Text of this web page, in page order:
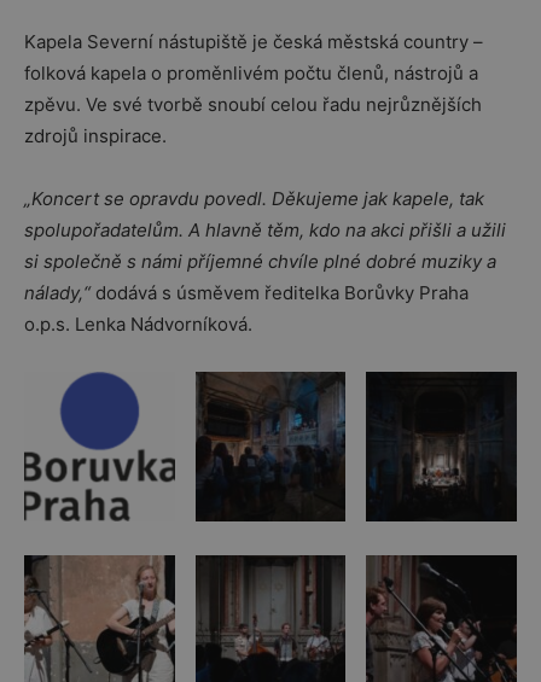
Kapela Severní nástupiště je česká městská country –
folková kapela o proměnlivém počtu členů, nástrojů a
zpěvu. Ve své tvorbě snoubí celou řadu nejrůznějších
zdrojů inspirace.
„Koncert se opravdu povedl. Děkujeme jak kapele, tak
spolupořadatelům. A hlavně těm, kdo na akci přišli a užili
si společně s námi příjemné chvíle plné dobré muziky a
nálady,“dodává s úsměvem ředitelka Borůvky Praha
o.p.s. Lenka Nádvorníková.